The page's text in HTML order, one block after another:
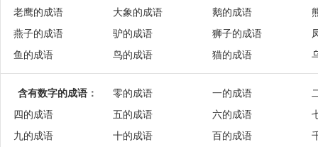
老鹰的成语
大象的成语 鹅的成语
燕子的成语
驴的成语 狮子的成语
鱼的成语
鸟的成语 猫的成语
含有数字的成语 ： 零的成语 一的成语
四的成语
五的成语 六的成语
九的成语
十的成语 百的成语